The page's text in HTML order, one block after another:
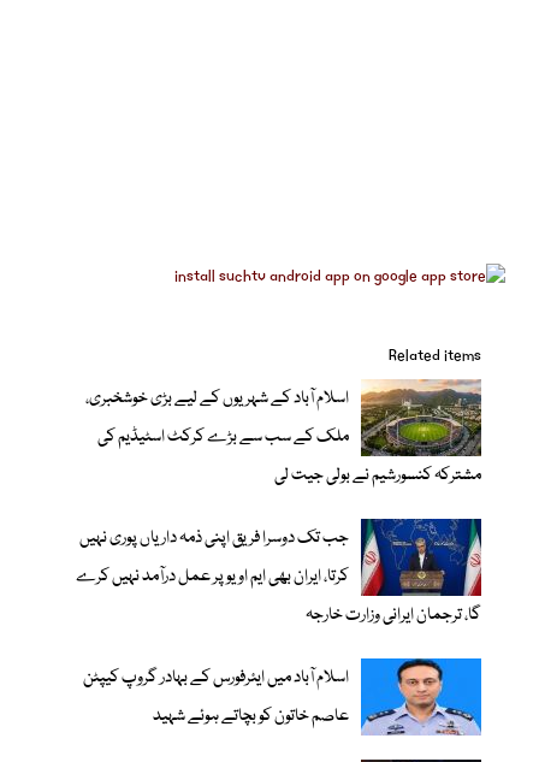
Related items
اسلام آباد کے شہریوں کے لیے بڑی خوشخبری،
ملک کے سب سے بڑے کرکٹ اسٹیڈیم کی
مشترکہ کنسورشیم نے بولی جیت لی
جب تک دوسرا فریق اپنی ذمہ داریاں پوری نہیں
کرتا، ایران بھی ایم او یو پر عمل درآمد نہیں کرے
گا، ترجمان ایرانی وزارت خارجہ
اسلام آباد میں ایئرفورس کے بہادر گروپ کیپٹن
عاصم خاتون کو بچاتے ہوئے شہید